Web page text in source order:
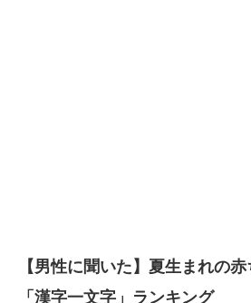
【男性に聞いた】夏生まれの
「漢字一文字」ランキング